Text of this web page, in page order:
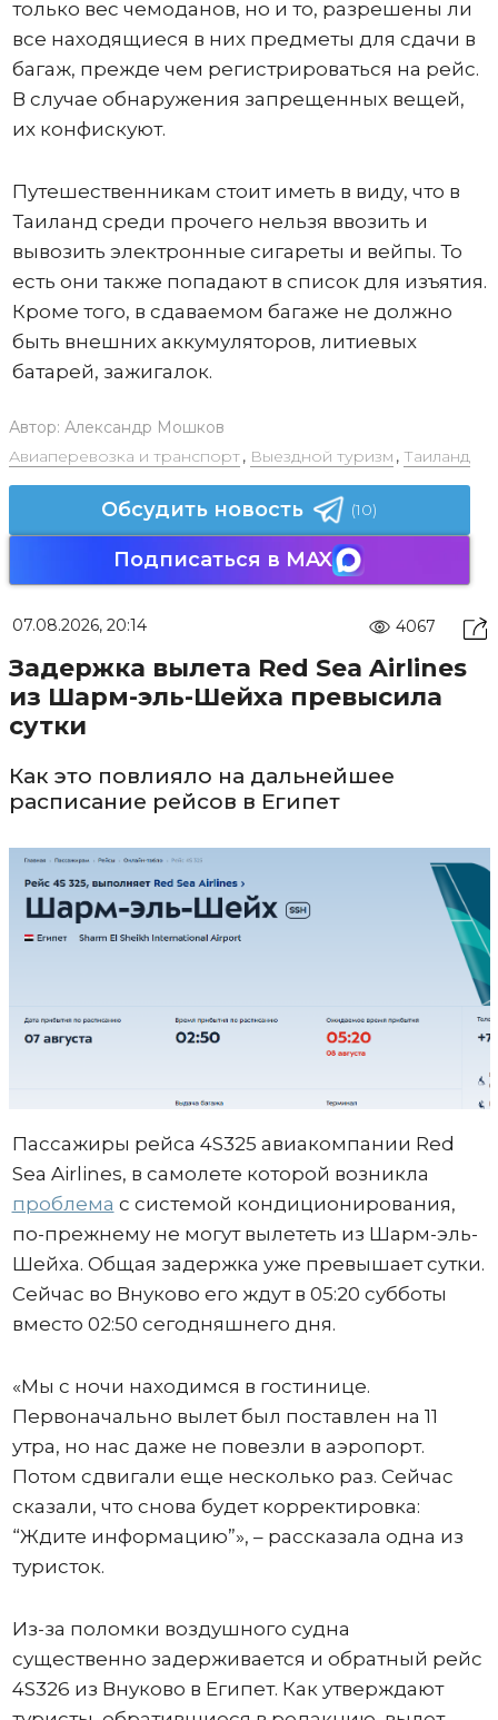
только вес чемоданов, но и то, разрешены ли
все находящиеся в них предметы для сдачи в
багаж, прежде чем регистрироваться на рейс.
В случае обнаружения запрещенных вещей,
их конфискуют.
Путешественникам стоит иметь в виду, что в
Таиланд среди прочего нельзя ввозить и
вывозить электронные сигареты и вейпы. То
есть они также попадают в список для изъятия.
Кроме того, в сдаваемом багаже не должно
быть внешних аккумуляторов, литиевых
батарей, зажигалок.
Автор: Александр Мошков
Авиаперевозка и транспорт, Выездной туризм , Таиланд
Обсудить новость (10)
Подписаться в MAX
07.08.2026, 20:14 4067
Задержка вылета Red Sea Airlines
из Шарм-эль-Шейха превысила
сутки
Как это повлияло на дальнейшее
расписание рейсов в Египет
Пассажиры рейса 4S325 авиакомпании Red
Sea Airlines, в самолете которой возникла
проблема с системой кондиционирования,
по-прежнему не могут вылететь из Шарм-эль-
Шейха. Общая задержка уже превышает сутки.
Сейчас во Внуково его ждут в 05:20 субботы
вместо 02:50 сегодняшнего дня.
«Мы с ночи находимся в гостинице.
Первоначально вылет был поставлен на 11
утра, но нас даже не повезли в аэропорт.
Потом сдвигали еще несколько раз. Сейчас
сказали, что снова будет корректировка:
“Ждите информацию”», – рассказала одна из
туристок.
Из-за поломки воздушного судна
существенно задерживается и обратный рейс
4S326 из Внуково в Египет. Как утверждают